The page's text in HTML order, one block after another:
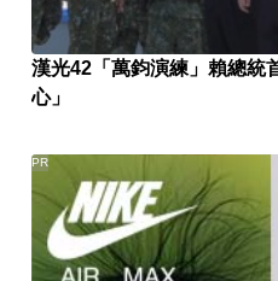
漢光42「萬鈞演練」賴總統
心」
PR